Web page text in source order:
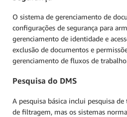
O sistema de gerenciamento de
configurações de segurança para
gerenciamento de identidade e
exclusão de documentos e
gerenciamento de fluxos de
Pesquisa do DMS
A pesquisa básica inclui pesquisa
de filtragem, mas os sistemas